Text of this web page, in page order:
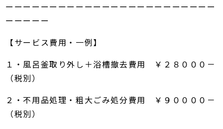
ーーーーーーーーーーーーーーーーーーーーーーーー
ーーーーー
【サービス費用・一例】
１・風呂釜取り外し＋浴槽撤去費用 ￥２８０００－
（税別）
２・不用品処理・粗大ごみ処分費用 ￥９００００－
（税別）